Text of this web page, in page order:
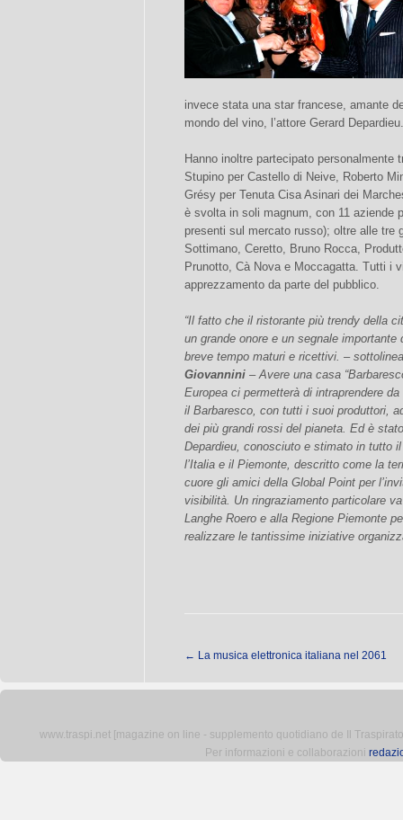
invece stata una star francese, amante
mondo del vino, l’attore Gerard Depardieu.
Hanno inoltre partecipato personalmente
Stupino per Castello di Neive, Roberto
Grésy per Tenuta Cisa Asinari dei
è svolta in soli magnum, con 11 aziende
presenti sul mercato russo); oltre alle
Sottimano, Ceretto, Bruno Rocca,
Prunotto, Cà Nova e Moccagatta. Tutti i
apprezzamento da parte del pubblico.
“Il fatto che il ristorante più trendy della
un grande onore e un segnale
breve tempo maturi e ricettivi. –
Giovannini – Avere una casa
Europea ci permetterà di intraprendere
il Barbaresco, con tutti i suoi produttori,
dei più grandi rossi del pianeta. Ed è
Depardieu, conosciuto e stimato in tutto
l’Italia e il Piemonte, descritto come la
cuore gli amici della Global Point per
visibilità. Un ringraziamento particolare
Langhe Roero e alla Regione Piemonte
realizzare le tantissime iniziative
← La musica elettronica italiana nel 2061
www.traspi.net [magazine on line - supplemento quotidiano de Il
Per informazioni e collaborazioni